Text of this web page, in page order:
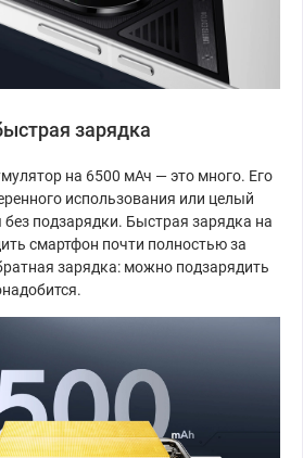
зарядка
на 6500 мАч — это много. Его
использования или целый
подзарядки. Быстрая зарядка на
смартфон почти полностью за
зарядка: можно подзарядить